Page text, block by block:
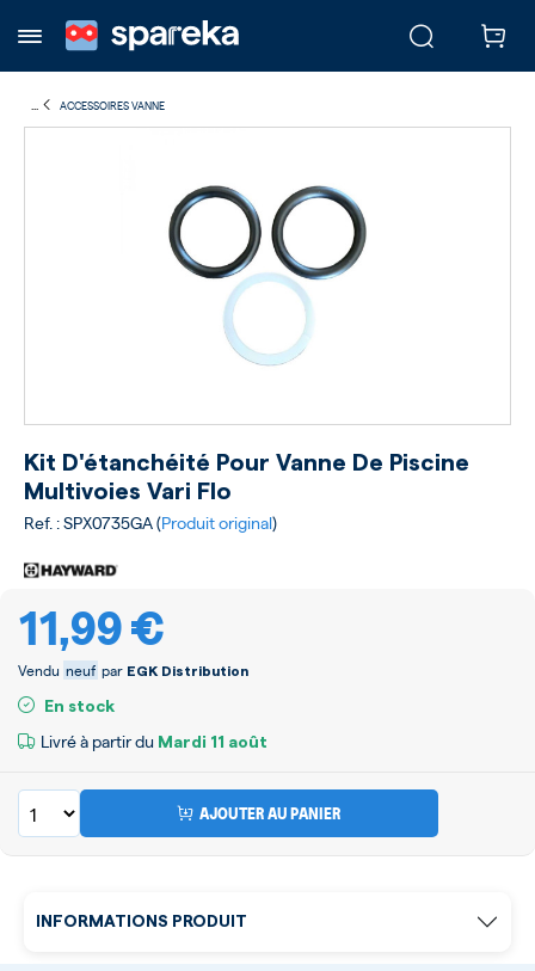
ACCESSOIRES VANNE
Kit D'étanchéité Pour Vanne De Piscine
Multivoies Vari Flo
Ref. : SPX0735GA (Produit original)
11,99 €
Vendu neuf par EGK Distribution
En stock
Livré à partir du Mardi 11 août
AJOUTER AU PANIER
INFORMATIONS PRODUIT